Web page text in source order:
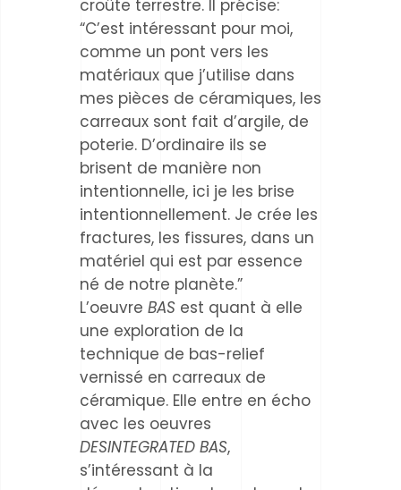
croûte terrestre. Il précise:
“C’est intéressant pour moi,
comme un pont vers les
matériaux que j’utilise dans
mes pièces de céramiques, les
carreaux sont fait d’argile, de
poterie. D’ordinaire ils se
brisent de manière non
intentionnelle, ici je les brise
intentionnellement. Je crée les
fractures, les fissures, dans un
matériel qui est par essence
né de notre planète.”
L’oeuvre BAS est quant à elle
une exploration de la
technique de bas-relief
vernissé en carreaux de
céramique. Elle entre en écho
avec les oeuvres
DESINTEGRATED BAS,
s’intéressant à la